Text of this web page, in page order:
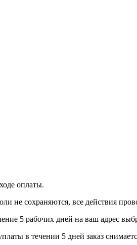
оплаты.
не сохраняются, все действия
5 рабочих дней на ваш адрес
в течении 5 дней заказ